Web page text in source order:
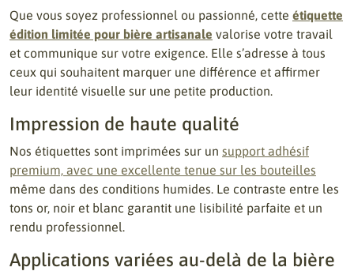
Que vous soyez professionnel ou passionné, cette étiquette
édition limitée pour bière artisanale valorise votre travail
et communique sur votre exigence. Elle s’adresse à tous
ceux qui souhaitent marquer une différence et affirmer
leur identité visuelle sur une petite production.
Impression de haute qualité
Nos étiquettes sont imprimées sur un support adhésif
premium, avec une excellente tenue sur les bouteilles
même dans des conditions humides. Le contraste entre les
tons or, noir et blanc garantit une lisibilité parfaite et un
rendu professionnel.
Applications variées au-delà de la bière